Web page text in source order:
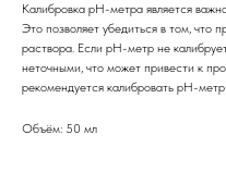
Калибровка pH-метра является
Это позволяет убедиться в том, что
раствора. Если pH-метр не
неточными, что может привести к
рекомендуется калибровать pH-
Объём: 50 мл